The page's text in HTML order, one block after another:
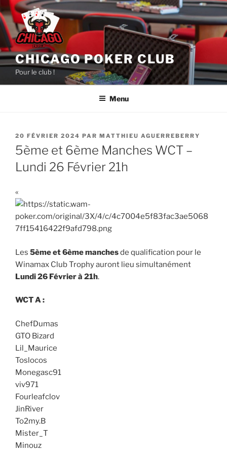
Aller
au
contenu
principal
CHICAGO POKER CLUB
Pour le club !
Menu
PUBLIÉ
LE
20 FÉVRIER 2024 PAR MATTHIEU AGUERREBERRY
5ème et 6ème Manches WCT –
Lundi 26 Février 21h
«
Les 5ème et 6ème manchesde qualification pour le
Winamax Club Trophy auront lieu simultanément
Lundi 26 Février à 21h.
WCT A :
ChefDumas
GTO Bizard
Lil_Maurice
Toslocos
Monegasc91
viv971
Fourleafclov
JinRiver
To2my.B
Mister_T
Minouz